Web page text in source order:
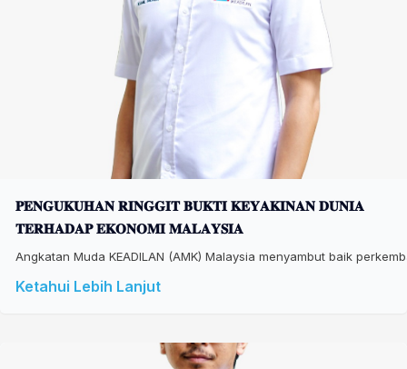
𝐏𝐄𝐍𝐆𝐔𝐊𝐔𝐇𝐀𝐍 𝐑𝐈𝐍𝐆𝐆𝐈𝐓 𝐁𝐔𝐊𝐓𝐈 𝐊𝐄𝐘𝐀𝐊𝐈𝐍𝐀𝐍 𝐃𝐔𝐍𝐈𝐀
𝐓𝐄𝐑𝐇𝐀𝐃𝐀𝐏 𝐄𝐊𝐎𝐍𝐎𝐌𝐈 𝐌𝐀𝐋𝐀𝐘𝐒𝐈𝐀
Angkatan Muda KEADILAN (AMK) Malaysia menyambut baik
Ketahui Lebih Lanjut